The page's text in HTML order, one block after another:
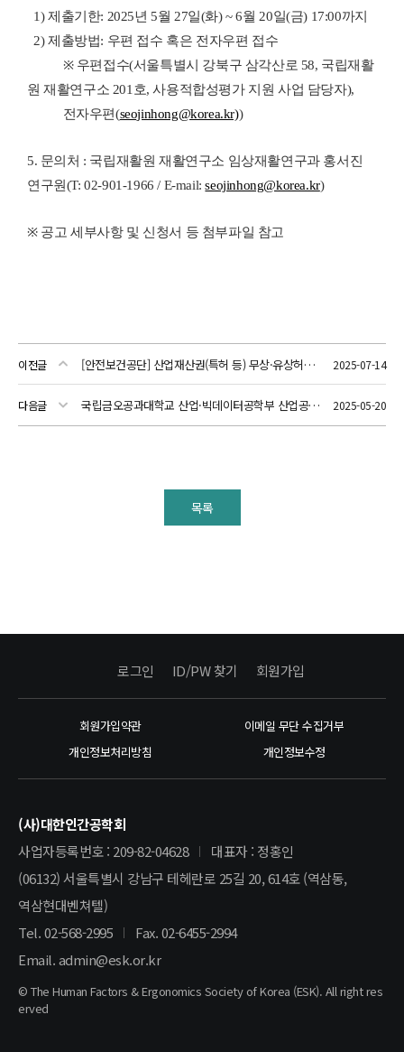
1)제출기한: 2025년 5월 27일(화) ~ 6월 20일(금) 17:00까지
2)제출방법: 우편 접수 혹은 전자우편 접수
※ 우편접수(서울특별시 강북구 삼각산로 58, 국립재활
원 재활연구소 201 호,사용적합성평가 지원 사업 담당자),
전자우편(seojinhong@korea.kr))
5. 문의처 : 국립재활원 재활연구소 임상재활연구과 홍서진
연구원(T: 02-901-1966 / E-mail:seojinhong@korea.kr)
※ 공고 세부사항 및 신청서 등 첨부파일 참고
이전글 [안전보건공단] 산업재산권(특허 등) 무상·유상허여 안내 2025-07-14
다음글 국립금오공과대학교 산업·빅데이터공학부 산업공학전공 전임교원 초빙 공고 2025-05-20
목록
회원가입약관
이메일 무단 수집거부
개인정보처리방침
개인정보수정
로그인 ID/PW 찾기 회원가입
(사)대한인간공학회
사업자등록번호 : 209-82-04628
대표자 : 정홍인
(06132) 서울특별시 강남구 테헤란로 25길 20, 614호 (역삼동,
역삼현대벤쳐텔)
Tel. 02-568-2995
Fax. 02-6455-2994
Email. admin@esk.or.kr
© The Human Factors & Ergonomics Society of Korea (ESK). All right res
erved